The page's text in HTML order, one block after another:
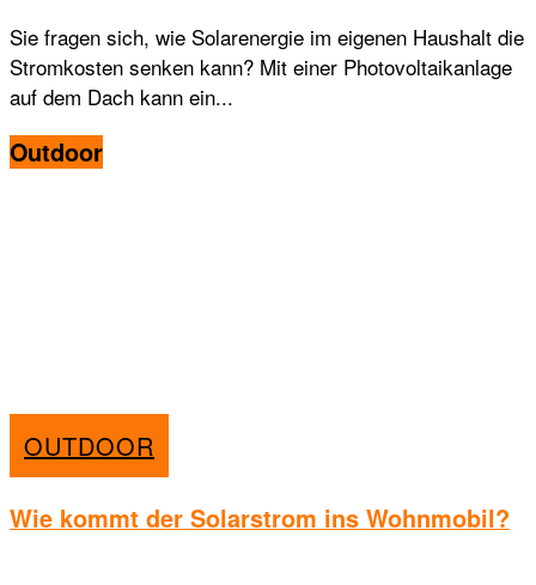
Sie fragen sich, wie Solarenergie im eigenen Haushalt die
Stromkosten senken kann? Mit einer Photovoltaikanlage
auf dem Dach kann ein...
Outdoor
OUTDOOR
Wie kommt der Solarstrom ins Wohnmobil?